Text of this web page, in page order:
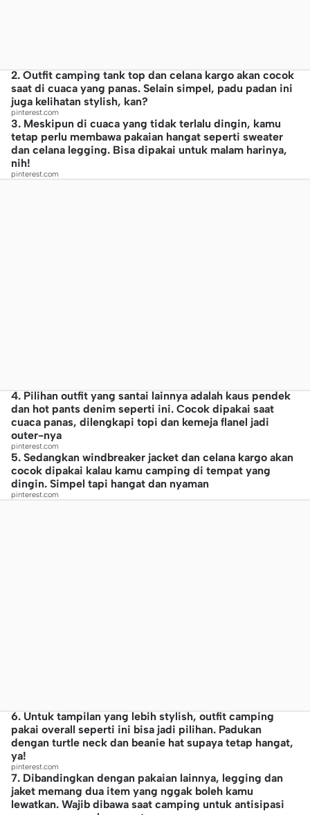
2. Outfit camping tank top dan celana kargo akan cocok
saat di cuaca yang panas. Selain simpel, padu padan ini
juga kelihatan stylish, kan?
pinterest.com
3. Meskipun di cuaca yang tidak terlalu dingin, kamu
tetap perlu membawa pakaian hangat seperti sweater
dan celana legging. Bisa dipakai untuk malam harinya,
nih!
pinterest.com
4. Pilihan outfit yang santai lainnya adalah kaus pendek
dan hot pants denim seperti ini. Cocok dipakai saat
cuaca panas, dilengkapi topi dan kemeja flanel jadi
outer-nya
pinterest.com
5. Sedangkan windbreaker jacket dan celana kargo akan
cocok dipakai kalau kamu camping di tempat yang
dingin. Simpel tapi hangat dan nyaman
pinterest.com
6. Untuk tampilan yang lebih stylish, outfit camping
pakai overall seperti ini bisa jadi pilihan. Padukan
dengan turtle neck dan beanie hat supaya tetap hangat,
ya!
pinterest.com
7. Dibandingkan dengan pakaian lainnya, legging dan
jaket memang dua item yang nggak boleh kamu
lewatkan. Wajib dibawa saat camping untuk antisipasi